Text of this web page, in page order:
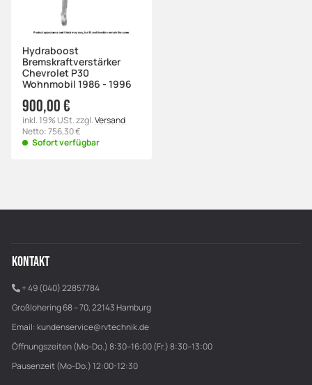
Hydraboost
Bremskraftverstärker
Chevrolet P30
Wohnmobil 1986 - 1996
900,00 €
inkl. 19% USt. zzgl.Versand
Netto: 756,30 €
Sofort verfügbar
KONTAKT
+ 49 (040) 22857784
Großlohering 68 – 70, 22143 Hamburg
Email: kundenservice@rvtechnik.de
Öffnungszeiten (Mo-Do.) 8:30–16:00 (Fr.) 8:30–13:00
Pausenzeit (Mo-Do.) 12:00-12:30